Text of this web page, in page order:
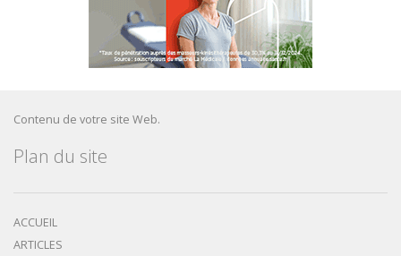
Contenu de votre site Web.
Plan du site
ACCUEIL
ARTICLES